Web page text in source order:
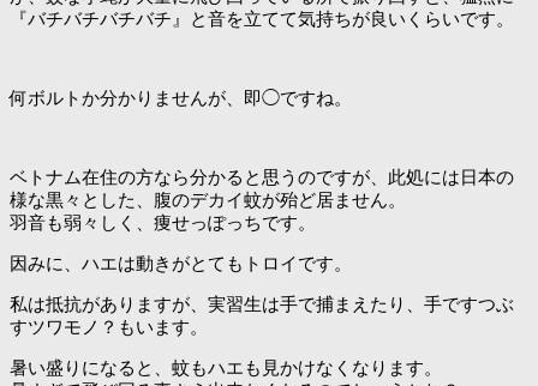
『バチバチバチバチ』と音を立てて気持ちが良いくらいです。
何ボルトか分かりませんが、即◯ですね。
ベトナム在住の方なら分かると思うのですが、此処には日本の
様な黒々とした、腹のデカイ蚊が殆ど居ません。
羽音も弱々しく、痩せっぽっちです。
因みに、ハエは動きがとてもトロイです。
私は抵抗がありますが、実習生は手で捕まえたり、手ですつぶ
すツワモノ？もいます。
暑い盛りになると、蚊もハエも見かけなくなります。